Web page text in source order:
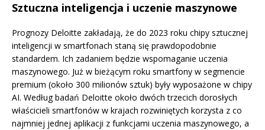
Sztuczna inteligencja i uczenie maszynowe
Prognozy Deloitte zakładają, że do 2023 roku chipy sztucznej
inteligencji w smartfonach staną się prawdopodobnie
standardem. Ich zadaniem będzie wspomaganie uczenia
maszynowego. Już w bieżącym roku smartfony w segmencie
premium (około 300 milionów sztuk) były wyposażone w chipy
AI. Według badań Deloitte około dwóch trzecich dorosłych
właścicieli smartfonów w krajach rozwiniętych korzysta z co
najmniej jednej aplikacji z funkcjami uczenia maszynowego, a